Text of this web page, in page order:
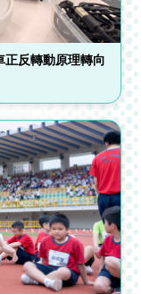
反轉動原理轉向